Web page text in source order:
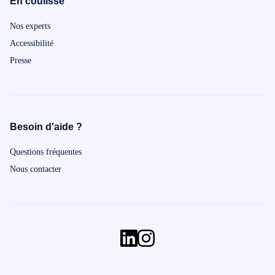
Nos experts
Accessibilité
Presse
Besoin d'aide ?
Questions fréquentes
Nous contacter